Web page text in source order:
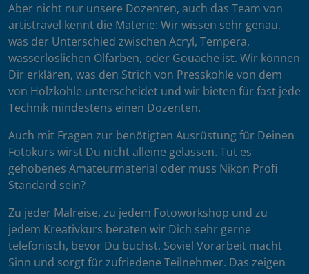
Aber nicht nur unsere Dozenten, auch das Team von
artistravel kennt die Materie: Wir wissen sehr genau,
was der Unterschied zwischen Acryl, Tempera,
wasserlöslichen Ölfarben, oder Gouache ist. Wir können
Dir erklären, was den Strich von Presskohle von dem
von Holzkohle unterscheidet und wir bieten für fast jede
Technik mindestens einen Dozenten.
Auch mit Fragen zur benötigten Ausrüstung für Deinen
Fotokurs wirst Du nicht alleine gelassen. Tut es
gehobenes Amateurmaterial oder muss Nikon Profi
Standard sein?
Zu jeder Malreise, zu jedem Fotoworkshop und zu
jedem Kreativkurs beraten wir Dich sehr gerne
telefonisch, bevor Du buchst. Soviel Vorarbeit macht
Sinn und sorgt für zufriedene Teilnehmer. Das zeigen